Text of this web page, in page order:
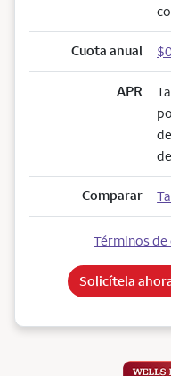
Cuota anual
APR
Comparar
Términos
Solicítela